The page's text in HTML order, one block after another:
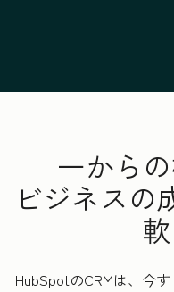
一から
ビジネスの
HubSpotのCRMは、今